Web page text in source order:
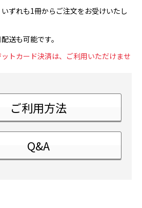
ずれも1冊からご注文をお受けいたし
送も可能です。
トカード決済は、ご利用いただけませ
ご利用方法
Q&A